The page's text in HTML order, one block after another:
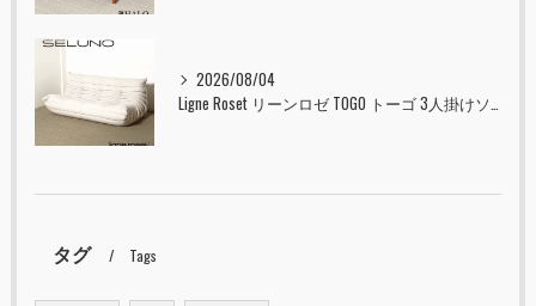
2026/08/04
タグ Tags